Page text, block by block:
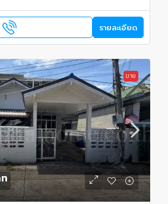
รายละเอียด
ขาย